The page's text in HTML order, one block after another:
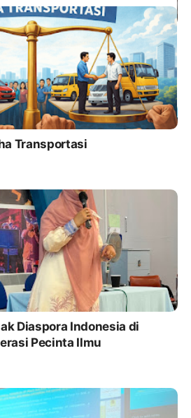
Transportasi
Diaspora Indonesia di
Pecinta Ilmu